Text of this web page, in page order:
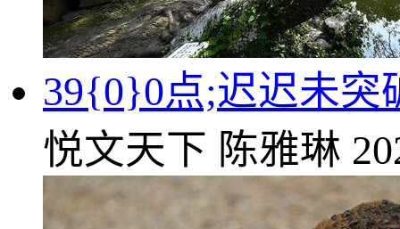
39{0}0点;迟迟未突
悦文天下 陈雅琳